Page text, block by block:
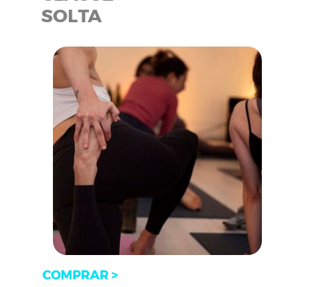
SOLTA
COMPRAR >